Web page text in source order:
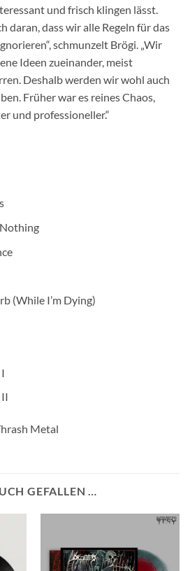
und frisch klingen lässt.
daran, dass wir alle Regeln für das
schmunzelt Brögi. „Wir
Ideen zueinander, meist
Deshalb werden wir wohl auch
Früher war es reines Chaos,
und professioneller.“
(While I’m Dying)
Metal
GEFALLEN …